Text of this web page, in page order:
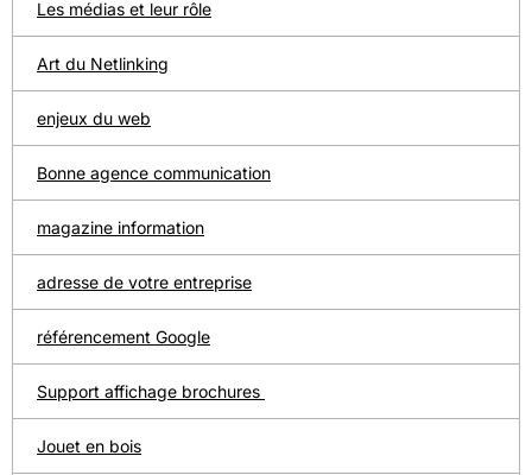
Les médias et leur rôle
Art du Netlinking
enjeux du web
Bonne agence communication
magazine information
adresse de votre entreprise
référencement Google
Support affichage brochures
Jouet en bois